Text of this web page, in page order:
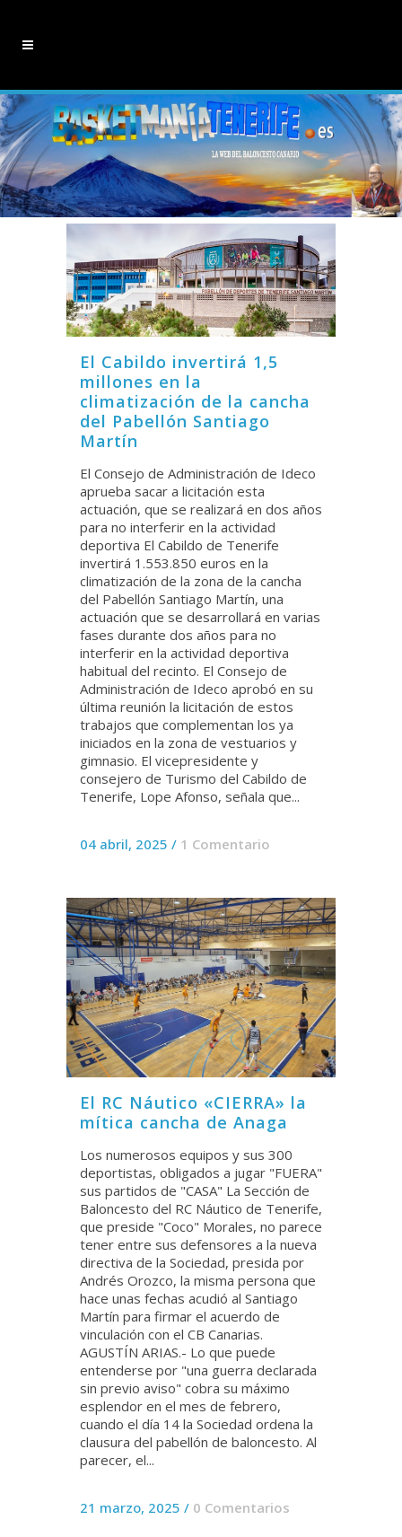
El Cabildo invertirá 1,5
millones en la
climatización de la cancha
del Pabellón Santiago
Martín
El Consejo de Administración de Ideco
aprueba sacar a licitación esta
actuación, que se realizará en dos años
para no interferir en la actividad
deportiva El Cabildo de Tenerife
invertirá 1.553.850 euros en la
climatización de la zona de la cancha
del Pabellón Santiago Martín, una
actuación que se desarrollará en varias
fases durante dos años para no
interferir en la actividad deportiva
habitual del recinto. El Consejo de
Administración de Ideco aprobó en su
última reunión la licitación de estos
trabajos que complementan los ya
iniciados en la zona de vestuarios y
gimnasio. El vicepresidente y
consejero de Turismo del Cabildo de
Tenerife, Lope Afonso, señala que...
04 abril, 2025 / 1 Comentario
El RC Náutico «CIERRA» la
mítica cancha de Anaga
Los numerosos equipos y sus 300
deportistas, obligados a jugar "FUERA"
sus partidos de "CASA" La Sección de
Baloncesto del RC Náutico de Tenerife,
que preside "Coco" Morales, no parece
tener entre sus defensores a la nueva
directiva de la Sociedad, presida por
Andrés Orozco, la misma persona que
hace unas fechas acudió al Santiago
Martín para firmar el acuerdo de
vinculación con el CB Canarias.
AGUSTÍN ARIAS.- Lo que puede
entenderse por "una guerra declarada
sin previo aviso" cobra su máximo
esplendor en el mes de febrero,
cuando el día 14 la Sociedad ordena la
clausura del pabellón de baloncesto. Al
parecer, el...
21 marzo, 2025 / 0 Comentarios